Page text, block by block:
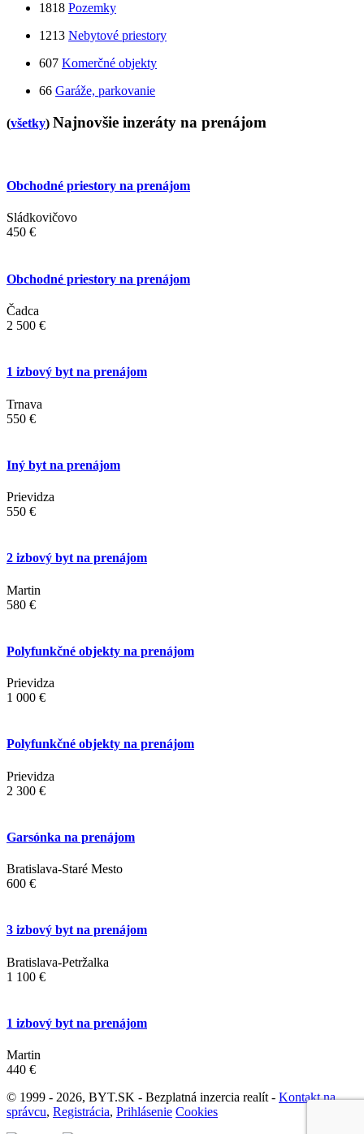
1818 Pozemky
1213 Nebytové priestory
607 Komerčné objekty
66 Garáže, parkovanie
(všetky) Najnovšie inzeráty na prenájom
Obchodné priestory na prenájom
Sládkovičovo
450 €
Obchodné priestory na prenájom
Čadca
2 500 €
1 izbový byt na prenájom
Trnava
550 €
Iný byt na prenájom
Prievidza
550 €
2 izbový byt na prenájom
Martin
580 €
Polyfunkčné objekty na prenájom
Prievidza
1 000 €
Polyfunkčné objekty na prenájom
Prievidza
2 300 €
Garsónka na prenájom
Bratislava-Staré Mesto
600 €
3 izbový byt na prenájom
Bratislava-Petržalka
1 100 €
1 izbový byt na prenájom
Martin
440 €
© 1999 - 2026, BYT.SK - Bezplatná inzercia realít - Kontakt na
správcu, Registrácia, Prihlásenie Cookies